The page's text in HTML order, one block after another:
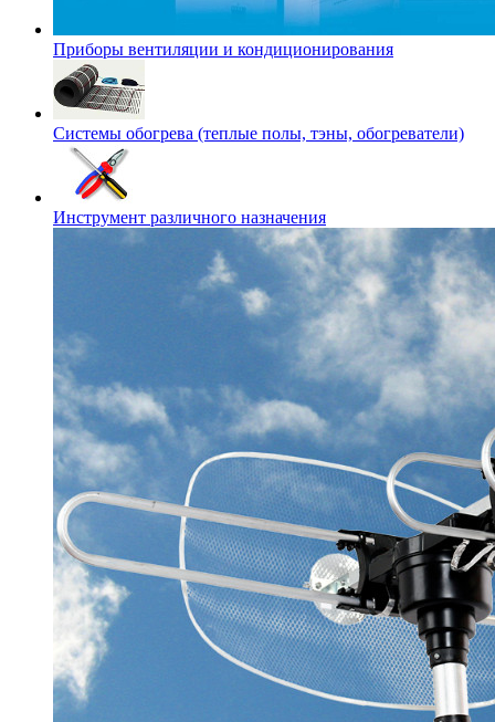
Приборы вентиляции и кондиционирования
Системы обогрева (теплые полы, тэны, обогреватели)
Инструмент различного назначения